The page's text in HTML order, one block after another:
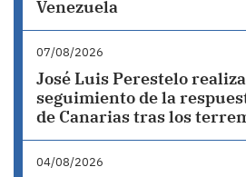
Venezuela
07/08/2026
José Luis Perestelo
seguimiento de la
de Canarias tras los
04/08/2026